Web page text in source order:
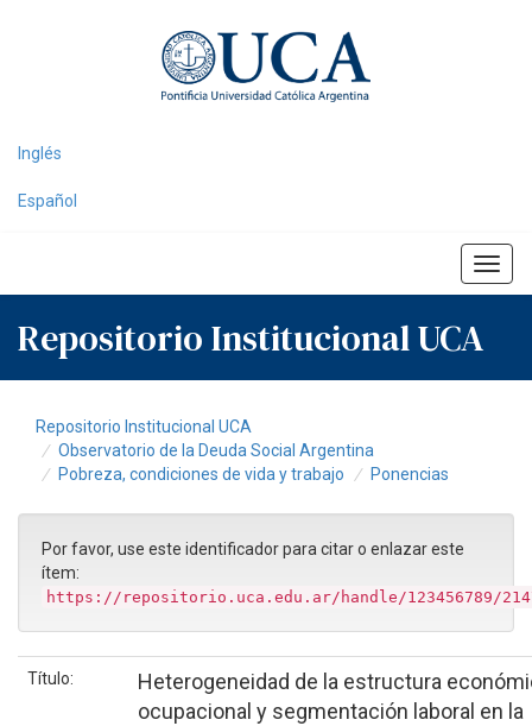
Inglés
Español
Repositorio Institucional UCA
Repositorio Institucional UCA
Observatorio de la Deuda Social Argentina
Pobreza, condiciones de vida y trabajo
Ponencias
Por favor, use este identificador para citar o enlazar este
ítem:
https://repositorio.uca.edu.ar/handle/123456789/
Título:
Heterogeneidad de la estructura
ocupacional y segmentación laboral en la